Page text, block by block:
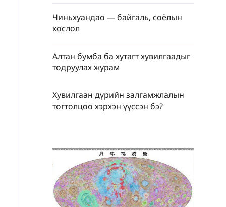
Чиньхуандао — байгаль, соёлын
хослол
Алтан бумба ба хутагт хувилгаадыг
тодруулах журам
Хувилгаан дүрийн залгамжлалын
тогтолцоо хэрхэн үүссэн бэ?